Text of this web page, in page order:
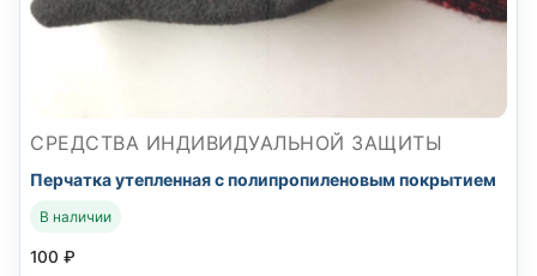
СРЕДСТВА ИНДИВИДУАЛЬНОЙ ЗАЩИТЫ
Перчатка утепленная с полипропиленовым покрытием
В наличии
100 ₽